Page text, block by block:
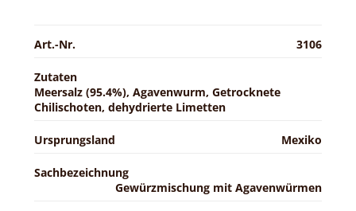
Art.-Nr. 3106
Zutaten
Meersalz (95.4%), Agavenwurm, Getrocknete
Chilischoten, dehydrierte Limetten
Ursprungsland Mexiko
Sachbezeichnung
Gewürzmischung mit Agavenwürmen